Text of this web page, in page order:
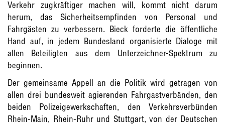
Verkehr zugkräftiger machen will, kommt nicht darum
herum, das Sicherheitsempfinden von Personal und
Fahrgästen zu verbessern. Bieck forderte die öffentliche
Hand auf, in jedem Bundesland organisierte Dialoge mit
allen Beteiligten aus dem Unterzeichner-Spektrum zu
beginnen.
Der gemeinsame Appell an die Politik wird getragen von
allen drei bundesweit agierenden Fahrgastverbänden, den
beiden Polizeigewerkschaften, den Verkehrsverbünden
Rhein-Main, Rhein-Ruhr und Stuttgart, von der Deutschen